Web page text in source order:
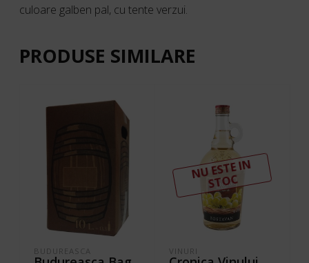
culoare galben pal, cu tente verzui.
PRODUSE SIMILARE
BUDUREASCA
N
U ESTE I
N
ST
OC
VINURI